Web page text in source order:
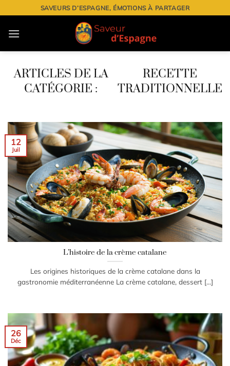
au
contenu
SAVEURS D’ESPAGNE, ÉMOTIONS À PARTAGER
RECETTE
TRADITIONNELLE
L’histoire de la crème catalane
Les origines historiques de la crème catalane dans la
gastronomie méditerranéenne La crème catalane, dessert [...]
12
Juil
26
Déc